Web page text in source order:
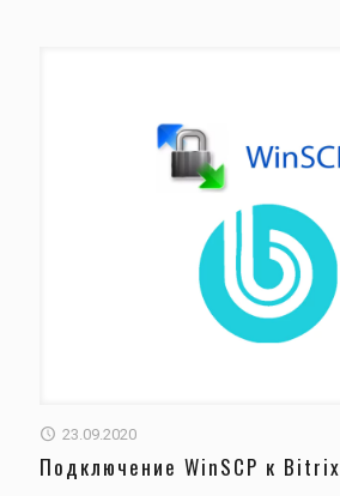
23.09.2020
Подключение WinSCP к Bitrix